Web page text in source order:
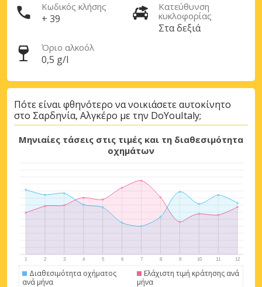
Κωδικός κλήσης
+ 39
Κατεύθυνση
κυκλοφορίας
Στα δεξιά
Όριο αλκοόλ
0,5 g/l
Πότε είναι φθηνότερο να νοικιάσετε αυτοκίνητο
στο Σαρδηνία, Αλγκέρο με την DoYouItaly;
Μηνιαίες τάσεις στις τιμές και τη διαθεσιμότητα
οχημάτων
Διαθεσιμότητα οχήματος
ανά μήνα
Ελάχιστη τιμή κράτησης ανά
μήνα